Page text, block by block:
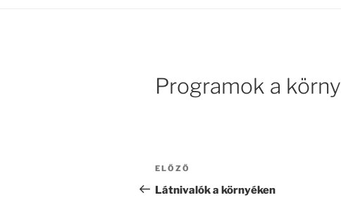
Programok a
Bejegyzés
navigáció
Korábbi
bejegyzés
ELŐZŐ
Látnivalók a környéken